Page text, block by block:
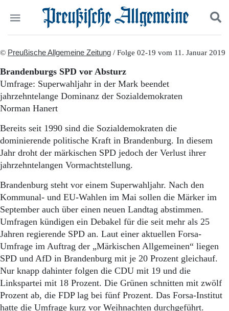
Start
Wer wir sind
Aktuelle Ausgabe
Abonnenten-Login
Abonnent werden
Abo Prämien
Archiv
Mediadaten
Politik
Wirtschaft
Panorama
Gesellschaft
Ostpreußen
Pommern
Berlin-Brandenburg
Schlesien
Bücher
Kontakt
Suchen und finden
© Preußische Allgemeine Zeitung / Folge 02-19 vom 11. Januar 2019
Brandenburgs SPD vor Absturz
Umfrage: Superwahljahr in der Mark beendet
jahrzehntelange Dominanz der Sozialdemokraten
Norman Hanert
Bereits seit 1990 sind die Sozialdemokraten die
dominierende politische Kraft in Brandenburg. In diesem
Jahr droht der märkischen SPD jedoch der Verlust ihrer
jahrzehntelangen Vormachtstellung.
Brandenburg steht vor einem Superwahljahr. Nach den
Kommunal- und EU-Wahlen im Mai sollen die Märker im
September auch über einen neuen Landtag abstimmen.
Umfragen kündigen ein Debakel für die seit mehr als 25
Jahren regierende SPD an. Laut einer aktuellen Forsa-
Umfrage im Auftrag der „Märkischen Allgemeinen“ liegen
SPD und AfD in Brandenburg mit je 20 Prozent gleichauf.
Nur knapp dahinter folgen die CDU mit 19 und die
Linkspartei mit 18 Prozent. Die Grünen schnitten mit zwölf
Prozent ab, die FDP lag bei fünf Prozent. Das Forsa-Institut
hatte die Umfrage kurz vor Weihnachten durchgeführt.